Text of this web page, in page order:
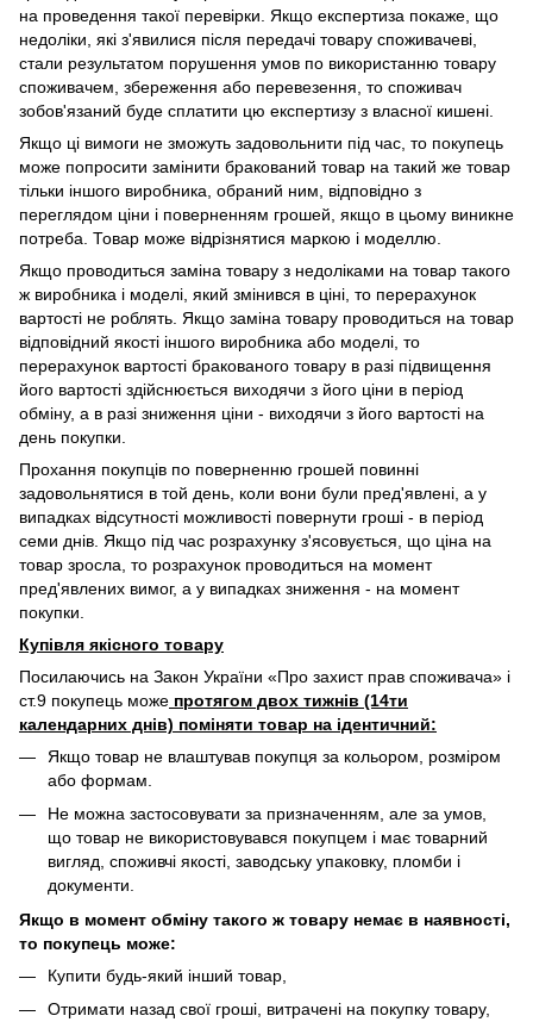
на проведення такої перевірки. Якщо експертиза покаже, що
недоліки, які з'явилися після передачі товару споживачеві,
стали результатом порушення умов по використанню товару
споживачем, збереження або перевезення, то споживач
зобов'язаний буде сплатити цю експертизу з власної кишені.
Якщо ці вимоги не зможуть задовольнити під час, то покупець
може попросити замінити бракований товар на такий же товар
тільки іншого виробника, обраний ним, відповідно з
переглядом ціни і поверненням грошей, якщо в цьому виникне
потреба. Товар може відрізнятися маркою і моделлю.
Якщо проводиться заміна товару з недоліками на товар такого
ж виробника і моделі, який змінився в ціні, то перерахунок
вартості не роблять. Якщо заміна товару проводиться на товар
відповідний якості іншого виробника або моделі, то
перерахунок вартості бракованого товару в разі підвищення
його вартості здійснюється виходячи з його ціни в період
обміну, а в разі зниження ціни - виходячи з його вартості на
день покупки.
Прохання покупців по поверненню грошей повинні
задовольнятися в той день, коли вони були пред'явлені, а у
випадках відсутності можливості повернути гроші - в період
семи днів. Якщо під час розрахунку з'ясовується, що ціна на
товар зросла, то розрахунок проводиться на момент
пред'явлених вимог, а у випадках зниження - на момент
покупки.
Купівля якісного товару
Посилаючись на Закон України «Про захист прав споживача» і
ст.9 покупець може протягом двох тижнів (14ти
календарних днів) поміняти товар на ідентичний:
Якщо товар не влаштував покупця за кольором, розміром
або формам.
Не можна застосовувати за призначенням, але за умов,
що товар не використовувався покупцем і має товарний
вигляд, споживчі якості, заводську упаковку, пломби і
документи.
Якщо в момент обміну такого ж товару немає в наявності,
то покупець може:
Купити будь-який інший товар,
Отримати назад свої гроші, витрачені на покупку товару,